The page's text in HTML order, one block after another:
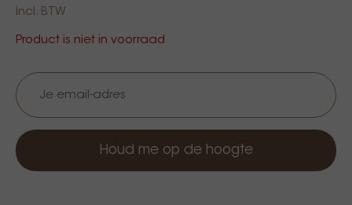
Incl. BTW
Product is niet in voorraad
Houd me op de hoogte